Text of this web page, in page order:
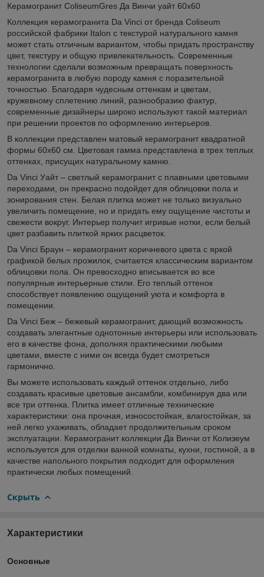
Керамогранит ColiseumGres Да Винчи уайт 60х60
Коллекция керамогранита Da Vinci от бренда Coliseum
российской фабрики Italon с текстурой натурального камня
может стать отличным вариантом, чтобы придать пространству
цвет, текстуру и общую привлекательность. Современные
технологии сделали возможным превращать поверхность
керамогранита в любую породу камня с поразительной
точностью. Благодаря чудесным оттенкам и цветам,
кружевному сплетению линий, разнообразию фактур,
современные дизайнеры широко используют такой материал
при решении проектов по оформлению интерьеров.
В коллекции представлен матовый керамогранит квадратной
формы 60х60 см. Цветовая гамма представлена в трех теплых
оттенках, присущих натуральному камню.
Da Vinci Уайт – светлый керамогранит с плавными цветовыми
переходами, он прекрасно подойдет для облицовки пола и
зонирования стен. Белая плитка может не только визуально
увеличить помещение, но и придать ему ощущение чистоты и
свежести вокруг. Интерьер получит игривые нотки, если белый
цвет разбавить плиткой ярких расцветок.
Da Vinci Браун – керамогранит коричневого цвета с яркой
графикой белых прожилок, считается классическим вариантом
облицовки пола. Он превосходно вписывается во все
популярные интерьерные стили. Его теплый оттенок
способствует появлению ощущений уюта и комфорта в
помещении.
Da Vinci Беж – бежевый керамогранит, дающий возможность
создавать элегантные однотонные интерьеры или использовать
его в качестве фона, дополняя практическими любыми
цветами, вместе с ними он всегда будет смотреться
гармонично.
Вы можете использовать каждый оттенок отдельно, либо
создавать красивые цветовые ансамбли, комбинируя два или
все три оттенка. Плитка имеет отличные технические
характеристики: она прочная, износостойкая, влагостойкая, за
ней легко ухаживать, обладает продолжительным сроком
эксплуатации. Керамогранит коллекции Да Винчи от Колизеум
используется для отделки ванной комнаты, кухни, гостиной, а в
качестве напольного покрытия подходит для оформления
практически любых помещений.
Скрыть
Характеристики
Основные